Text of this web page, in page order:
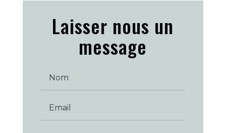
Laisser nous un
message